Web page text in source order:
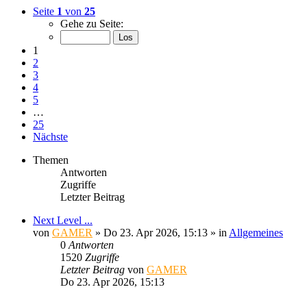
Seite 1 von 25
Gehe zu Seite:
1
2
3
4
5
…
25
Nächste
Themen
Antworten
Zugriffe
Letzter Beitrag
Next Level ...
von GAMER » Do 23. Apr 2026, 15:13 » in Allgemeines
0 Antworten
1520 Zugriffe
Letzter Beitrag von GAMER
Do 23. Apr 2026, 15:13